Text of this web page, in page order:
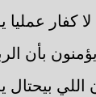
كفار عمليا
يؤمنون بأن
بيحتال